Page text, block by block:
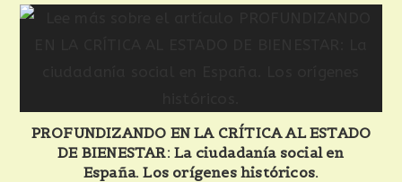
PROFUNDIZANDO EN LA CRÍTICA AL ESTADO
DE BIENESTAR: La ciudadanía social en
España. Los orígenes históricos.